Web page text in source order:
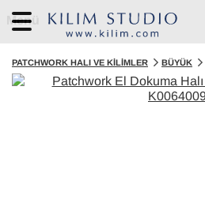
Menü
PATCHWORK HALI VE KILIMLER BÜYÜK